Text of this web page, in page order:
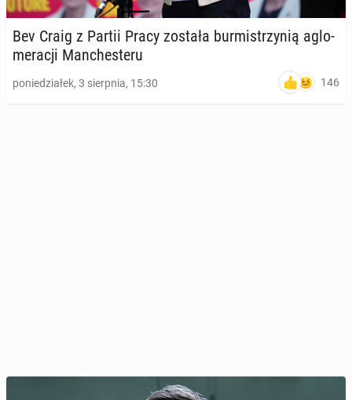
Bev Craig z Partii Pracy została bur­mi­strzy­nią aglo­
me­ra­cji Man­che­ste­ru
poniedziałek, 3 sierpnia, 15:30 146